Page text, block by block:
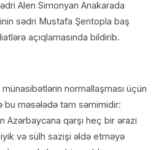
Alen Simonyan Anakarada
sədri Mustafa Şentopla baş
açıqlamasında bildirib.
normallaşması üçün
bu məsələdə tam səmimidir:
Azərbaycana qarşı heç bir ərazi
və sülh sazişi əldə etməyə